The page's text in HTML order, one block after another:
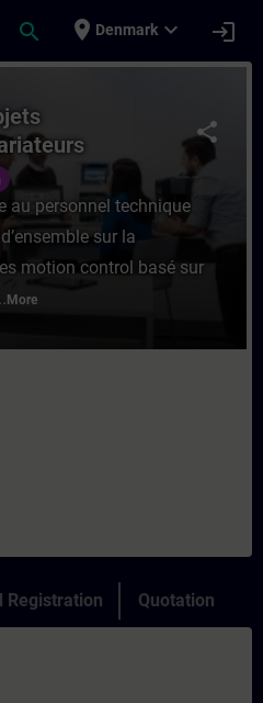
search place Denmark expand_more login
des objets
share
au personnel technique
sur la
motion control basé sur
More
Registration Quotation